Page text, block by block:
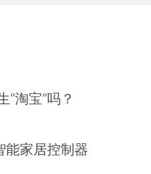
淘宝”吗？
家居控制器